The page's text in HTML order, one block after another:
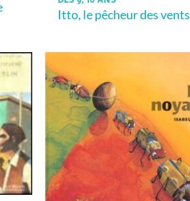
Itto, le pêcheur des vents